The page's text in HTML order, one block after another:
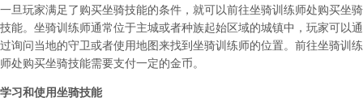
一旦玩家满足了购买坐骑技能的条件，就可以前往坐骑训练师处购买坐骑
技能。坐骑训练师通常位于主城或者种族起始区域的城镇中，玩家可以通
过询问当地的守卫或者使用地图来找到坐骑训练师的位置。前往坐骑训练
师处购买坐骑技能需要支付一定的金币。
学习和使用坐骑技能